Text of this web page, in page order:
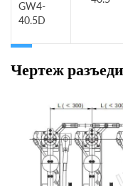
GW4-
40.5D
Чертеж